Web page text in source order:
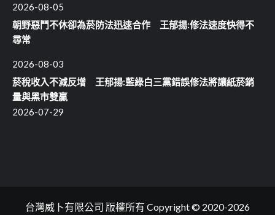
2026-08-05
朝野惡鬥不休卻為菸防法迅速合作 王郁揚:修法速度快得不
尋常
2026-08-03
菸稅收入不減反增 王郁揚:藍綠白三黨錯誤修法將讓紙菸銷
量與黑市雙贏
2026-07-29
台灣威卜有限公司 版權所有 Copyright © 2020-2026